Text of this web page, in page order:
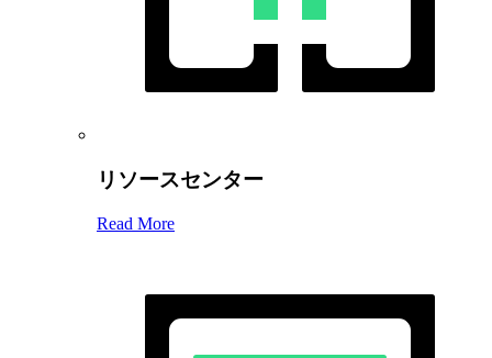
リソースセンター
Read More